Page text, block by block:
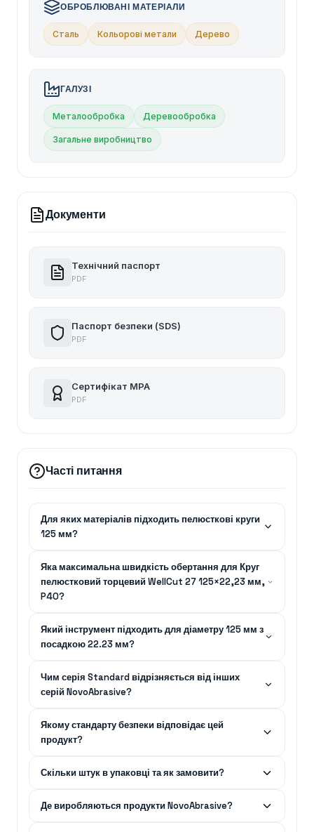
ОБРОБЛЮВАНІ МАТЕРІАЛИ
Сталь Кольорові метали Дерево
ГАЛУЗІ
Металообробка Деревообробка
Загальне виробництво
Документи
Технічний паспорт
PDF
Паспорт безпеки (SDS)
PDF
Сертифікат MPA
PDF
Часті питання
Для яких матеріалів підходить пелюсткові круги
125 мм?
Яка максимальна швидкість обертання для Круг
пелюстковий торцевий WellCut 27 125×22,23 мм,
P40?
Який інструмент підходить для діаметру 125 мм з
посадкою 22.23 мм?
Чим серія Standard відрізняється від інших
серій NovoAbrasive?
Якому стандарту безпеки відповідає цей
продукт?
Скільки штук в упаковці та як замовити?
Де виробляються продукти NovoAbrasive?